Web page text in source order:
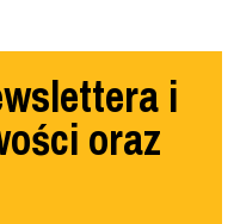
i
oraz